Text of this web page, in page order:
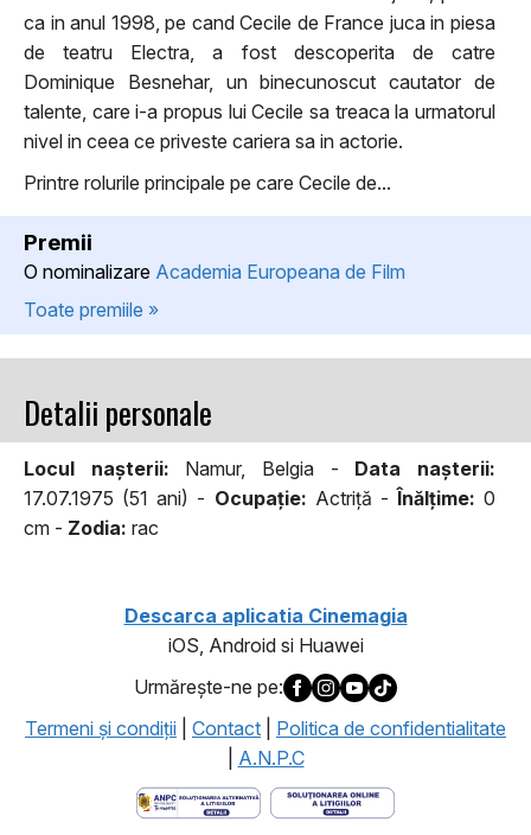
ca in anul 1998, pe cand Cecile de France juca in piesa
de teatru Electra, a fost descoperita de catre
Dominique Besnehar, un binecunoscut cautator de
talente, care i-a propus lui Cecile sa treaca la urmatorul
nivel in ceea ce priveste cariera sa in actorie.
Printre rolurile principale pe care Cecile de...
Premii
O nominalizare Academia Europeana de Film
Toate premiile »
Detalii personale
Locul naşterii: Namur, Belgia - Data naşterii:
17.07.1975 (51 ani) - Ocupaţie: Actriță -Înălţime: 0
cm - Zodia: rac
Descarca aplicatia Cinemagia
iOS, Android si Huawei
Urmăreşte-ne pe:
Termeni şi condiţii
Contact
Politica de confidentialitate
A.N.P.C